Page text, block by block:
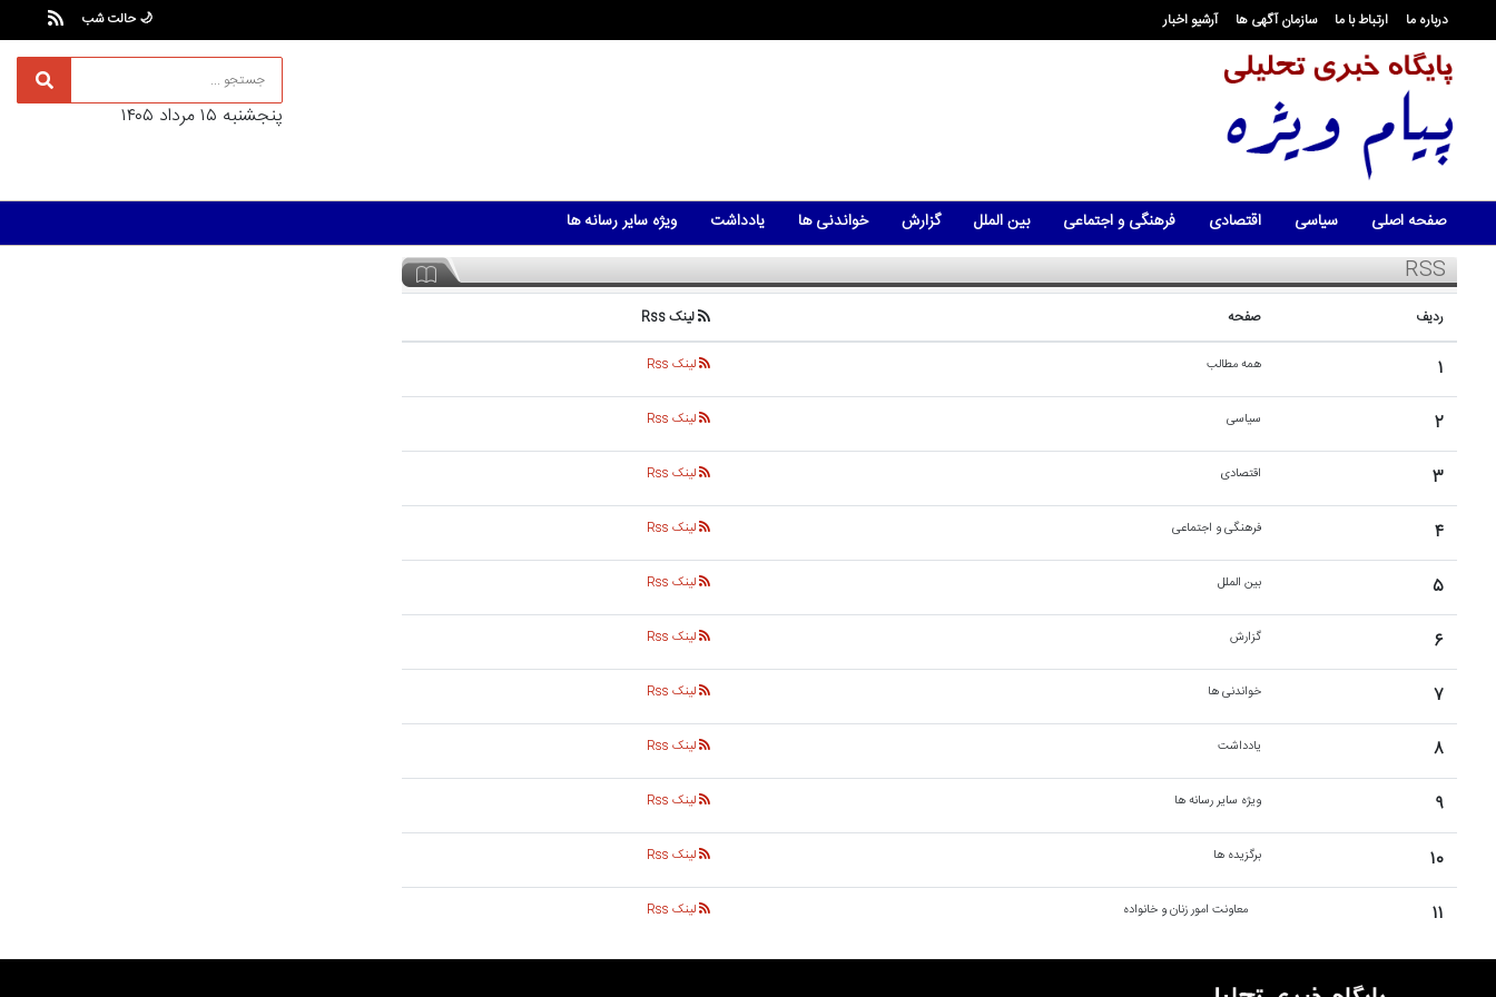
درباره ما ارتباط با ما سازمان آگهی ها آرشیو اخبار 🌙 حالت شب
پنجشنبه ۱۵ مرداد ۱۴۰۵
صفحه اصلی سیاسی اقتصادی فرهنگی و اجتماعی بین الملل گزارش خواندنی ها یادداشت ویژه سایر رسانه ها
RSS
ردیف صفحه لینک Rss
۱ همه مطالب لینک Rss
۲ سیاسی لینک Rss
۳ اقتصادی لینک Rss
۴ فرهنگی و اجتماعی لینک Rss
۵ بین الملل لینک Rss
۶ گزارش لینک Rss
۷ خواندنی ها لینک Rss
۸ یادداشت لینک Rss
۹ ویژه سایر رسانه ها لینک Rss
۱۰ برگزیده ها لینک Rss
۱۱ معاونت امور زنان و خانواده لینک Rss